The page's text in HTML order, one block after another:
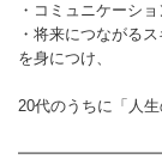
・コミュニケーショ
・将来につながる
を身につけ、
20代のうちに「人